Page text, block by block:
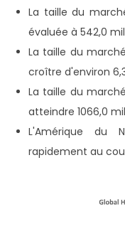
La taille du
évaluée à 542,0
La taille du
croître d'environ
La taille du
atteindre 1066,0
L'Amérique du
rapidement au